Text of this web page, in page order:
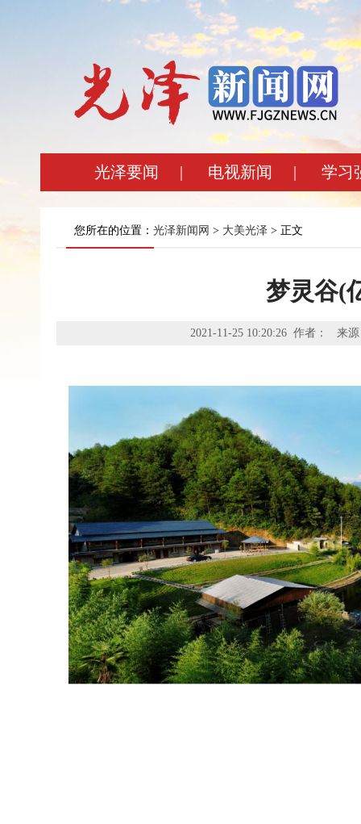
光泽要闻 | 电视新闻 | 学习
您所在的位置： 光泽新闻网 > 大美光泽 > 正文
梦灵谷(
2021-11-25 10:20:26 作者： 来